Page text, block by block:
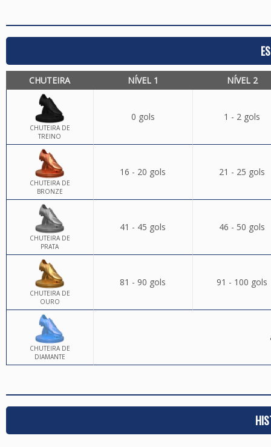
CHUTEIRA NÍVEL 1 NÍVEL 2
CHUTEIRA DE
TREINO
0 gols 1 - 2 gols
CHUTEIRA DE
BRONZE
16 - 20 gols 21 - 25 gols
CHUTEIRA DE
PRATA
41 - 45 gols 46 - 50 gols
CHUTEIRA DE
OURO
81 - 90 gols 91 - 100 gols
CHUTEIRA DE
DIAMANTE